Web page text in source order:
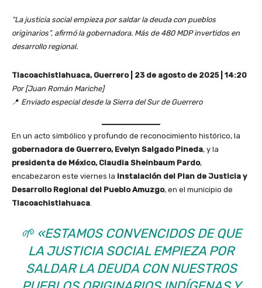
“La justicia social empieza por saldar la deuda con pueblos
originarios”, afirmó la gobernadora. Más de 480 MDP invertidos en
desarrollo regional.
Tlacoachistlahuaca, Guerrero | 23 de agosto de 2025 | 14:20
Por [Juan Román Mariche]
📍 Enviado especial desde la Sierra del Sur de Guerrero
En un acto simbólico y profundo de reconocimiento histórico, la
gobernadora de Guerrero, Evelyn Salgado Pineda, y la
presidenta de México, Claudia Sheinbaum Pardo,
encabezaron este viernes la instalación del Plan de Justicia y
Desarrollo Regional del Pueblo Amuzgo, en el municipio de
Tlacoachistlahuaca
🌱 «ESTAMOS CONVENCIDOS DE QUE
LA JUSTICIA SOCIAL EMPIEZA POR
SALDAR LA DEUDA CON NUESTROS